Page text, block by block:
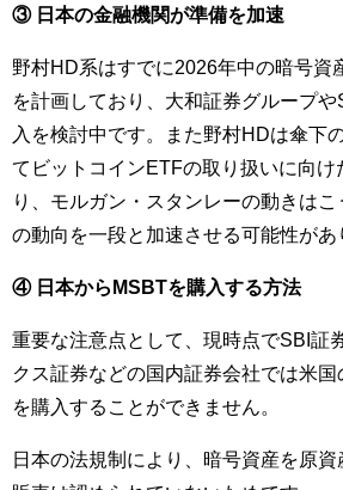
③ 日本の金融機関が準備を加速
野村HD系はすでに2026年中の暗号資
を計画しており、大和証券グループ
入を検討中です。また野村HDは傘下
てビットコインETFの取り扱いに向け
り、モルガン・スタンレーの動きは
の動向を一段と加速させる可能性があ
④ 日本からMSBTを購入する方法
重要な注意点として、現時点でSBI証
クス証券などの国内証券会社では米
を購入することができません。
日本の法規制により、暗号資産を原